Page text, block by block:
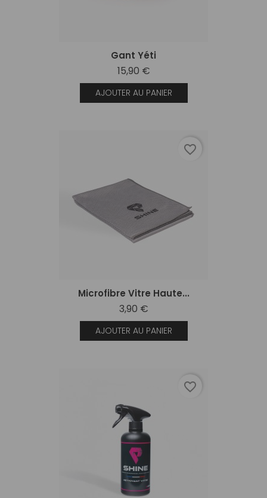
Gant Yéti
15,90 €
AJOUTER AU PANIER
Microfibre Vitre Haute...
3,90 €
AJOUTER AU PANIER
favorite_border
favorite_border